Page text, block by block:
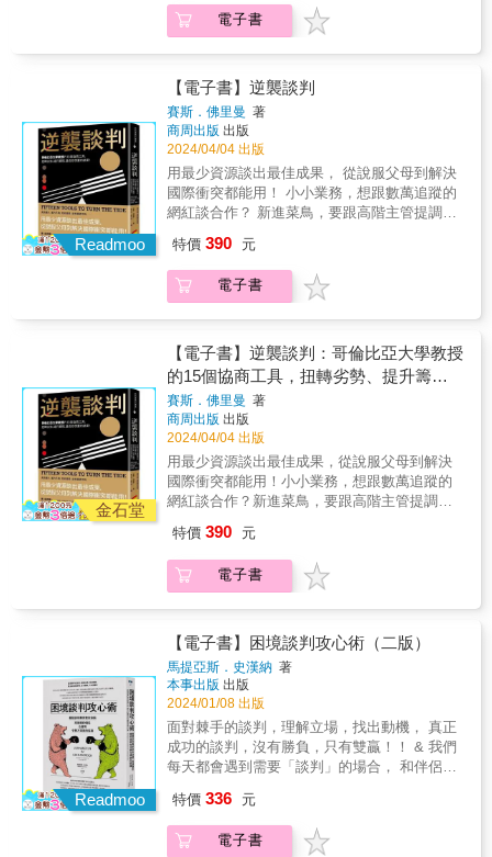
效率。培養團隊的共同理解和共享價值觀。&6.
反思精進回顧自己在觀影學習過程中的成長和
收穫，並思考如何進一步提升自己的溝通技巧
慣。&加強對自身行為及態度的反思和調整。
&&持續追求個人和職業生涯的發展成長。
&&&7.理解多元文化&&觀看不同國家和文化背
景的電影，加深對文化差異的價值觀理解，提
升跨文化溝通與談判能力。提高跨文化溝通和
國際合作能力。增進對多元文化社會的敏感度
及包容心。&&拓展跨國人際網絡和就業機會。
通技巧非常重要。本書內容清晰、易懂，發人
深思並提供具體的實踐建議，幫助讀者「開心
看電影，有效學溝通，輕鬆會談判」，快速增
進正確的談判溝通心態和技巧。&這本書適合所
場及生活中取得成功的人，無論讀者的職業背
景、經驗閱歷、專業領域或個人興趣為何，它
不僅提供豐富的理論方法，更透過深入分析經
典電影場景，提供生動真實的案例及實用的知
識與技巧，使讀者能更加理解並應用談判溝通
的技巧和策略．面對職場及日常生活的挑戰，
提升個人生活品質，實現自己的目標和夢想。&
你，適合讀這本書嗎？莫懷疑，別猶豫，翻開
書，讓我們一起進入充滿神奇魔力、比真實生
活還寫實的電影世界吧！記得找到書上分享的
七部正版好電影，搭配本書一起觀看，遨遊徜
徉在閱讀電影的天空，樂趣無窮！
溝通風格與技巧。提升解決問題的能力。& &3.
學會技巧觀看電影並將角色之間的溝通方式應
用到現實生活中的談判或溝通場景。透過娛樂
方式學習溝通技巧。可模仿和應用在實際工作
或生活情境中。提供新的思維角度和解決問題
的方法。&4.自我調整嘗試模仿電影中不同角色
的溝通或談判風格，從中學習調整自己的表達
方式與技巧。&&提高自我意識和自我調整能
力。學習在不同情境使用不同的談判溝通策
略。增進自我情緒管理能力。&5.團體建立與團
隊或夥伴一起觀看電影，共同討論角色之間的
溝通方式，從中獲取多角度的見解和反饋。增
進團隊合作與建立共識。提高團隊溝通和協作
效率。培養團隊的共同理解和共享價值觀。&6.
反思精進回顧自己在觀影學習過程中的成長和
收穫，並思考如何進一步提升自己的溝通技巧
慣。&加強對自身行為及態度的反思和調整。
&&持續追求個人和職業生涯的發展成長。
&&&7.理解多元文化&&觀看不同國家和文化背
景的電影，加深對文化差異的價值觀理解，提
升跨文化溝通與談判能力。提高跨文化溝通和
國際合作能力。增進對多元文化社會的敏感度
及包容心。&&拓展跨國人際網絡和就業機會。
&無論在職場上或是日常生活中，良好的談判溝
通技巧非常重要。本書內容清晰、易懂，發人
深思並提供具體的實踐建議，幫助讀者「開心
進正確的談判溝通心態和技巧。&這本書適合所
有希望學習與提升談判溝通能力，並渴望在職
場及生活中取得成功的人，無論讀者的職業背
景、經驗閱歷、專業領域或個人興趣為何，它
不僅提供豐富的理論方法，更透過深入分析經
典電影場景，提供生動真實的案例及實用的知
識與技巧，使讀者能更加理解並應用談判溝通
的技巧和策略．面對職場及日常生活的挑戰，
提升個人生活品質，實現自己的目標和夢想。&
你，適合讀這本書嗎？莫懷疑，別猶豫，翻開
書，讓我們一起進入充滿神奇魔力、比真實生
活還寫實的電影世界吧！記得找到書上分享的
七部正版好電影，搭配本書一起觀看，遨遊徜
徉在閱讀電影的天空，樂趣無窮！
協作關係，把彼此的路走寬、把餅做大，共同
創造充滿無限可能的世界！ 各界推薦 「讀完本
人都以為不可能做到的事。任何人如果想學習
談判藝術、如何找到解方等生活中的基本素
養，一定要讀《創造可能》。」
&mdash;&mdash;桑托斯（Juan Manuel
Santo），哥倫比亞前總統及諾貝爾和平獎得主
「希望不是策略，所以需要有尤瑞這樣的人幫
助我們，在另一方只聽見反對聲音時，找到達
見之際，找到機會。如果你想重新感受好事可
&mdash;&mdash;西奈克（Simon Sinek），
《無限賽局》作者 「雙贏談判大師告訴我們該
如何應用不可能、看似棘手的衝突來創造可能
性。尤瑞和我一樣都非常相信我們具有轉變自
己、和他人關係及這個世界的潛力，他給了我
們達成目標的工具。」 &mdash;&mdash;杜維
克（Carol Dweck），《心態致勝》作者 「50
年來，尤瑞在世界各地以其獨一無二的經歷提
供協助，幫助那些因巨大歧異而看不到和平到
來的人們。在這本標誌性的著作中，他將自己
所學到的整理成這部了不起的作品，內容非常
實用，同時非常觸動情感。我愉快又驚艷地一
口氣將《創造可能》看過，未來也一定會反覆
重讀其中智慧！」 &mdash;&mdash;法勒
（Bruce Feiler）《人生轉折點》，（Life is in
the Transitions）作者 「如果我要上戰場（或
引人入勝的故事，是探討凡事都有可能的經典
大作。」 &mdash;&mdash;瑞普立（Amanda
Ripley），《修復關係的正向衝突》作者 「如
果你在乎正在撕裂我們國家的歧異，你一定要
讀這本書，才能解決我們現今生活各方面所面
臨的棘手議題。我非常推薦！」
&mdash;&mdash;瓊斯（Van Jones），社會創
．何時再見？可攻可守的「燜」字訣 ．如何優
雅下桌，不至於撕破臉？&hellip;&hellip; &
│如何選地點│ 人心是浮動的，因此要盡量在讓
對方不容易落跑的地方進行談判。沒辦法轉身
碼。 實用的QA集錦 升級你的談判即戰力 第1
章 坐上談判桌之前要知道的事 ．談判到底可
不可能雙贏？ ．談判有沒有底線？什麼是贏與
利的標準？&hellip;&hellip; 第2章 生活中的談
判，無所不在 ．跳槽、辭職、求職的談判關鍵
為何？ ．非買到不可！避免落入弱勢的談判關
鍵？&hellip;&hellip; 第3章 談判桌上的攻防技
巧 ．談判出牌，用什麼句型最有效？ ．如何破
解對方的期待？化解對方的攻擊？
．何時再見？可攻可守的「燜」字訣 ．如何優
雅下桌，不至於撕破臉？&hellip;&hellip; &
的是有效解決問題，讓事情「比以前好」。 &
一場好談判的神奇之處在於：能顧及每一方的
需求、想要的東西和利益，盡可能讓各方都獲
得自己想要的結果。我們如何概念化思考談判
（談判的「科學」），取決於許多因素
&mdash;&mdash;有什麼風險、有哪些當事
者、有多少議題、事件背景或使用手段
&hellip;&hellip;，這些都決定了我們如何行動
（談判的「藝術」）： ●多方的複雜談判需要
同時處理大腦、胃以及心？ ●如果談判達成協
議了，如何確保各方會履行自己的承諾？ ●當
談判中其他人採用糟糕的戰術來對付我們時，
該怎麼辦？ ●「不計代價要贏」、「任何事都
可以談判！」、「各讓一步」、「如何與俄國
人／中國人／法國人／美國人談判」，為何要
弱的跡象嗎？ ●談判過程中變數很多，那麼事
先計畫會有用嗎？ ●談判者除了考量所有當事
者的利益與相關法律之外，有必要考量道德問
題嗎？ &hellip;&hellip; & 本書透過心理學、政
治科學、經濟學、歷史、社會學、人類學、法
律、賽局理論、囚徒困境、決策科學、政策規
劃等領域的研究，全面介紹談判過程的概念框
架和行為方法，讓我們評估在特定情況下談判
時，做什麼是有意義的。書中並總結了近代人
類行為變化的研究，藉由歷史和時事的案例來
關於牛津通識課】 用最簡明直白的方式，了解
現代人最需要知道的大問題。 牛津通識課
（Very Short Introductions，簡稱VSI）是英國
系列叢書，秉持「為所有讀者提供一個可讀性
強且包羅萬千的工具書圖書館」的信念，於
1995年首次推出，多年來已出版近700本讀物，
內容涉及歷史、神學、藝術、哲學、文學、醫
學、自然科學、政治等數十多種領域。每一本
書對應一個主題，由該領域公認的專家撰寫，
篇幅簡潔精煉，並提供進一步深度閱讀的建
識框架。 &
尖大學指定讀物！【GAS口語魅力培訓®創辦
人、廣播主持人、銘傳大學傳播學院助理教
維商學院院長】孫治華【全職交易人】梁展嘉
【諮商心理師、作家】陳雪如【知名專業企業
講師】黃永猛【鉑澈行銷顧問策略長】劉奕酉
【臨床心理師】蘇益賢專業推薦！最好的談
判，不只可以得到勝利，更能夠贏得人心！．
買東西殺價時，你要求的折扣，應該要比你預
期的折扣更大？．應徵工作時，應該爭取比自
己需求更高的薪水與福利？．賣房子的時候，
當個不情願的賣方，才可以得到更好的成交價
受對方第一次的報價？．簽訂合約時，擬訂合
約的那方，能夠佔據更大的優勢？你的一生
中，至少需要經過上千次甚至上萬次的談判。
談判，不是你死我活的零和遊戲，而是生活的
一部分，如何在談判後各取所需，爭取有利的
籌碼，卻又能讓對方不失顏面，甚至變得與你
更親近，是一門藝術。不論是在職場、學校、
家庭，談判都「無所不在」。親子之間的溝
通、購物時的討價還價、租屋時的租賃協議、
向公司爭取加薪升遷，乃至所有商業合作都是
談判。學會更好的談判技巧，就能帶給你更好
的生活品質。優勢談判，是你創造合作共贏的
的談判大師羅傑．道森數十年的成功談判經
驗，整理出64種優勢談判的秘訣，透過大量淺
顯易懂的例子，全面解析談判技巧，並針對不
同情境，制定了專門的談判方案，讓你在談判
生。
電子書
Readmoo
【電子書】逆襲談判
賽斯．佛里曼 著
商周出版 出版
2024/04/04 出版
用最少資源談出最佳成果， 從說服父母到解決
國際衝突都能用！ 小小業務，想跟數萬追蹤的
網紅談合作？ 新進菜鳥，要跟高階主管提調
你？ 如果談判籌碼不對等，該怎麼逆轉劣勢，
達成你想要的結果？ 說服父母養貓、讓經營衰
退的公司捐款五倍、把冰箱賣給住在北極的人
都能談成！ 一想到明天要面對超難搞的魔王級
客戶就夜不成眠嗎？身處小蝦米對上大鯨魚的
談判場合，權力關係不對等的高壓情境讓你不
知如何應對嗎？ 教授協商術超過二十年的賽
斯・弗里曼知道，面對日常生活和職場上的溝
通難題，若只談原則遠遠不夠，明確直接、實
證有效的解題公式才是大家最需要的。 本書提
供十五個能迅速上手的協商工具，帶領讀者在
談判道路上見招拆招，讓你迅速理清自己的理
想條件排序、對方的核心需求，並推導出豐富
期，但又不能得罪，你該怎麼辦？ A：利益
&rarr;了解客戶在乎的是什麼 &事實&rarr;確
認為什麼指定這個交期，找出滿足同樣利益的
方案 Q：家人不讓你養貓，該怎麼說服？ A：
利益&rarr;了解家人擔心的問題有哪些 &事實
&rarr;確認如何解決過敏問題、環境問題，以及
照顧責任問題 &選項&rarr;在慈善社團借養一
隻孟加拉豹貓，引起過敏的案例少，掉毛也較
少 Q：想讓住在北極的人跟你買冰箱，你要怎
麼賣？ A：利益&rarr;北極人需要一個儲存食物
外，會凍得非常硬而無法食用 &選項&rarr;冰
箱可以穩定控管食物溫度 Q：討厭的朋友要你
周末去幫她搬家，要怎麼拒絕？ A：善用「正
特價 390 元
電子書
金石堂
【電子書】逆襲談判：哥倫比亞大學教授
的15個協商工具，扭轉劣勢、提升籌
碼，達成你想要的結果！
賽斯．佛里曼 著
商周出版 出版
2024/04/04 出版
用最少資源談出最佳成果，從說服父母到解決
國際衝突都能用！小小業務，想跟數萬追蹤的
網紅談合作？新進菜鳥，要跟高階主管提調
你？如果談判籌碼不對等，該怎麼逆轉劣勢，
達成你想要的結果？說服父母養貓、讓經營衰
退的公司捐款五倍、把冰箱賣給住在北極的人
談成！一想到明天要面對超難搞的魔王級客戶
就夜不成眠嗎？身處小蝦米對上大鯨魚的談判
場合，權力關係不對等的高壓情境讓你不知如
何應對嗎？教授協商術超過二十年的賽斯・弗
里曼知道，面對日常生活和職場上的溝通難
題，若只談原則遠遠不夠，明確直接、實證有
效的解題公式才是大家最需要的。本書提供十
五個能迅速上手的協商工具，帶領讀者在談判
道路上見招拆招，讓你迅速理清自己的理想條
決問題方案！Q：客戶提出非常緊迫的交期，但
特價 390 元
電子書
Readmoo
【電子書】困境談判攻心術（二版）
馬提亞斯．史漢納 著
本事出版 出版
2024/01/08 出版
面對棘手的談判，理解立場，找出動機， 真正
成功的談判，沒有勝負，只有雙贏！！ & 我們
每天都會遇到需要「談判」的場合， 和伴侶談
垃圾、誰該洗碗掃地； 和子女談判，何時應該
整理房間、何時應該做功課、何時應該上床就
寢； 和老闆談判，當我們想提早下班、想負責
特價 336 元
電子書